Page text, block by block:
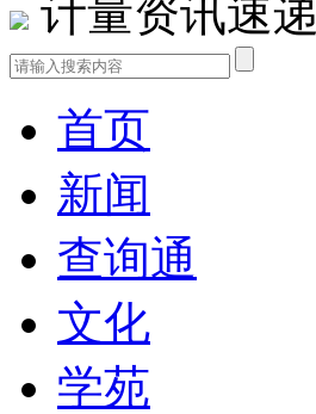
计量资讯速递
首页
新闻
查询通
文化
学苑